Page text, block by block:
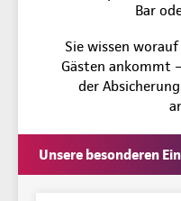
Bar
Sie wissen
Gästen ankommt
der
Unsere besonderen